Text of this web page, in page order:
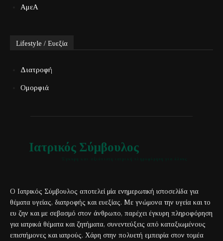
ΑμεΑ
Lifestyle / Ευεξία
Διατροφή
Ομορφιά
Ιατρικός Σύμβουλος
Ο Ιατρικός Σύμβουλος αποτελεί μία ενημερωτική ιστοσελίδα για
θέματα υγείας, διατροφής και ευεξίας. Με γνώμονα την υγεία και το
ευ ζην και με σεβασμό στον άνθρωπο, παρέχει έγκυρη πληροφόρηση
για ιατρικά θέματα και ζητήματα, συνεντεύξεις από καταξιωμένους
επιστήμονες και ιατρούς. Χάρη στην πολυετή εμπειρία στον τομέα